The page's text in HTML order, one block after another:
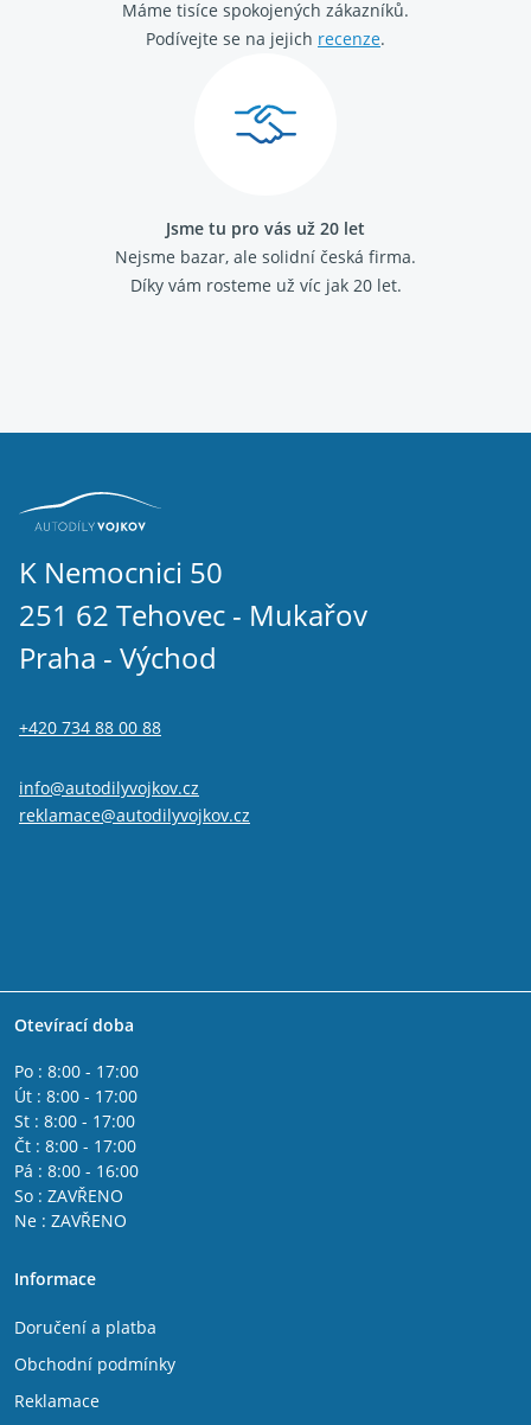
Máme tisíce spokojených zákazníků.
Podívejte se na jejich recenze.
Jsme tu pro vás už 20 let
Nejsme bazar, ale solidní česká firma.
Díky vám rosteme už víc jak 20 let.
K Nemocnici 50
251 62 Tehovec - Mukařov
Praha - Východ
+420 734 88 00 88
info@autodilyvojkov.cz
reklamace@autodilyvojkov.cz
Otevírací doba
Po : 8:00 - 17:00
Út : 8:00 - 17:00
St : 8:00 - 17:00
Čt : 8:00 - 17:00
Pá : 8:00 - 16:00
So : ZAVŘENO
Ne : ZAVŘENO
Informace
Doručení a platba
Obchodní podmínky
Reklamace